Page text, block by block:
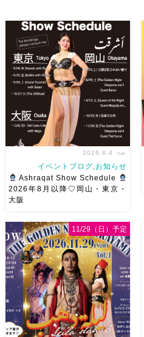
ありがとうー！ ショー＆ハフ
です♡皆様にお会いできますよ
うに
ご予約はメッセージく
ださい
お待ちしています
Ashraqat Show Schedule
岡山・8/22(土) […]
2026.8.4 tue.
イベントブログ,お知らせ
Ashraqat Show Schedule
2026年8月以降♡岡山・東京・
大阪
11/29（日）予定